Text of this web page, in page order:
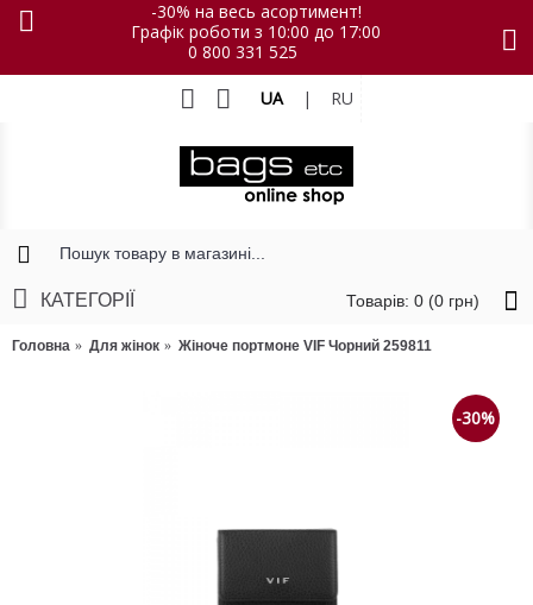
-30% на весь асортимент!
Графік роботи з 10:00 до 17:00
0 800 331 525
UA | RU
Товарів: 0 (0 грн)
КАТЕГОРІЇ
Головна Для жінок Жіноче портмоне VIF Чорний 259811
-30%